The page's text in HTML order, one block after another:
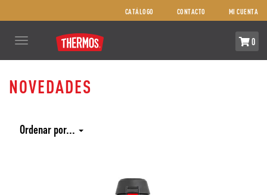
CATÁLOGO CONTACTO MI CUENTA
Toggle
navigation
0
AQUÍ
NOVEDADES
Ordenar por...